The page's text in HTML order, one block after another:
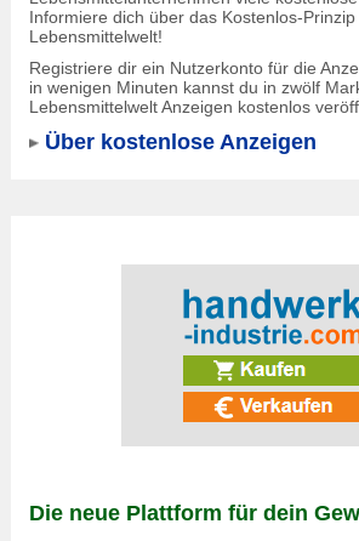
Informiere dich über das Kostenlos-
Lebensmittelwelt!
Registriere dir ein Nutzerkonto für die
in wenigen Minuten kannst du in zwölf
Lebensmittelwelt Anzeigen kostenlos
Über kostenlose Anzeigen
Die neue Plattform für dein